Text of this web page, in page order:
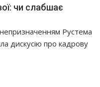
чи слабшає
Рустема
дискусію про кадрову